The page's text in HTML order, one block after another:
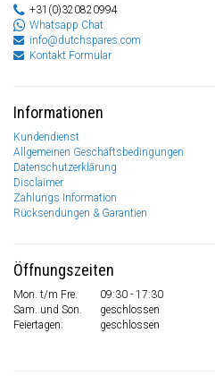
+31(0)320820994
Whatsapp Chat
info@dutchspares.com
Kontakt Formular
Informationen
Kundendienst
Allgemeinen Geschäftsbedingungen
Datenschutzerklärung
Disclaimer
Zahlungs Information
Rücksendungen & Garantien
Öffnungszeiten
Mon. t/m Fre.
09:30 - 17:30
Sam. und Son.
geschlossen
Feiertagen:
geschlossen